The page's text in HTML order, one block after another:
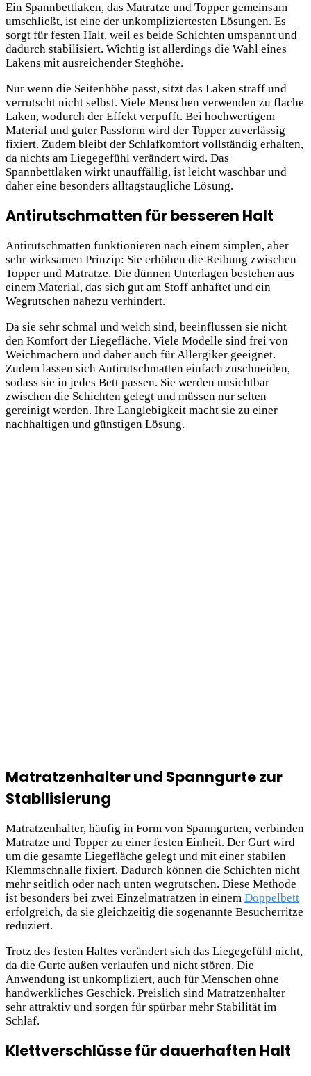
Ein Spannbettlaken, das Matratze und Topper gemeinsam
umschließt, ist eine der unkompliziertesten Lösungen. Es
sorgt für festen Halt, weil es beide Schichten umspannt und
dadurch stabilisiert. Wichtig ist allerdings die Wahl eines
Lakens mit ausreichender Steghöhe.
Nur wenn die Seitenhöhe passt, sitzt das Laken straff und
verrutscht nicht selbst. Viele Menschen verwenden zu flache
Laken, wodurch der Effekt verpufft. Bei hochwertigem
Material und guter Passform wird der Topper zuverlässig
fixiert. Zudem bleibt der Schlafkomfort vollständig erhalten,
da nichts am Liegegefühl verändert wird. Das
Spannbettlaken wirkt unauffällig, ist leicht waschbar und
daher eine besonders alltagstaugliche Lösung.
Antirutschmatten für besseren Halt
Antirutschmatten funktionieren nach einem simplen, aber
sehr wirksamen Prinzip: Sie erhöhen die Reibung zwischen
Topper und Matratze. Die dünnen Unterlagen bestehen aus
einem Material, das sich gut am Stoff anhaftet und ein
Wegrutschen nahezu verhindert.
Da sie sehr schmal und weich sind, beeinflussen sie nicht
den Komfort der Liegefläche. Viele Modelle sind frei von
Weichmachern und daher auch für Allergiker geeignet.
Zudem lassen sich Antirutschmatten einfach zuschneiden,
sodass sie in jedes Bett passen. Sie werden unsichtbar
zwischen die Schichten gelegt und müssen nur selten
gereinigt werden. Ihre Langlebigkeit macht sie zu einer
nachhaltigen und günstigen Lösung.
Matratzenhalter und Spanngurte zur
Stabilisierung
Matratzenhalter, häufig in Form von Spanngurten, verbinden
Matratze und Topper zu einer festen Einheit. Der Gurt wird
um die gesamte Liegefläche gelegt und mit einer stabilen
Klemmschnalle fixiert. Dadurch können die Schichten nicht
mehr seitlich oder nach unten wegrutschen. Diese Methode
ist besonders bei zwei Einzelmatratzen in einem Doppelbett
erfolgreich, da sie gleichzeitig die sogenannte Besucherritze
reduziert.
Trotz des festen Haltes verändert sich das Liegegefühl nicht,
da die Gurte außen verlaufen und nicht stören. Die
Anwendung ist unkompliziert, auch für Menschen ohne
handwerkliches Geschick. Preislich sind Matratzenhalter
sehr attraktiv und sorgen für spürbar mehr Stabilität im
Schlaf.
Klettverschlüsse für dauerhaften Halt